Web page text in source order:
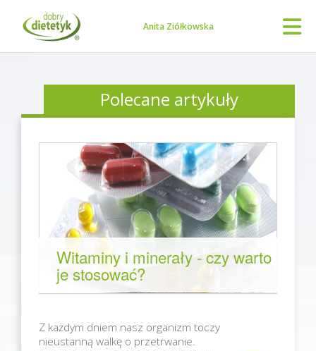
Anita Ziółkowska
Polecane artykuły
Witaminy i minerały - czy warto
je stosować?
Z każdym dniem nasz organizm toczy
nieustanną walkę o przetrwanie.